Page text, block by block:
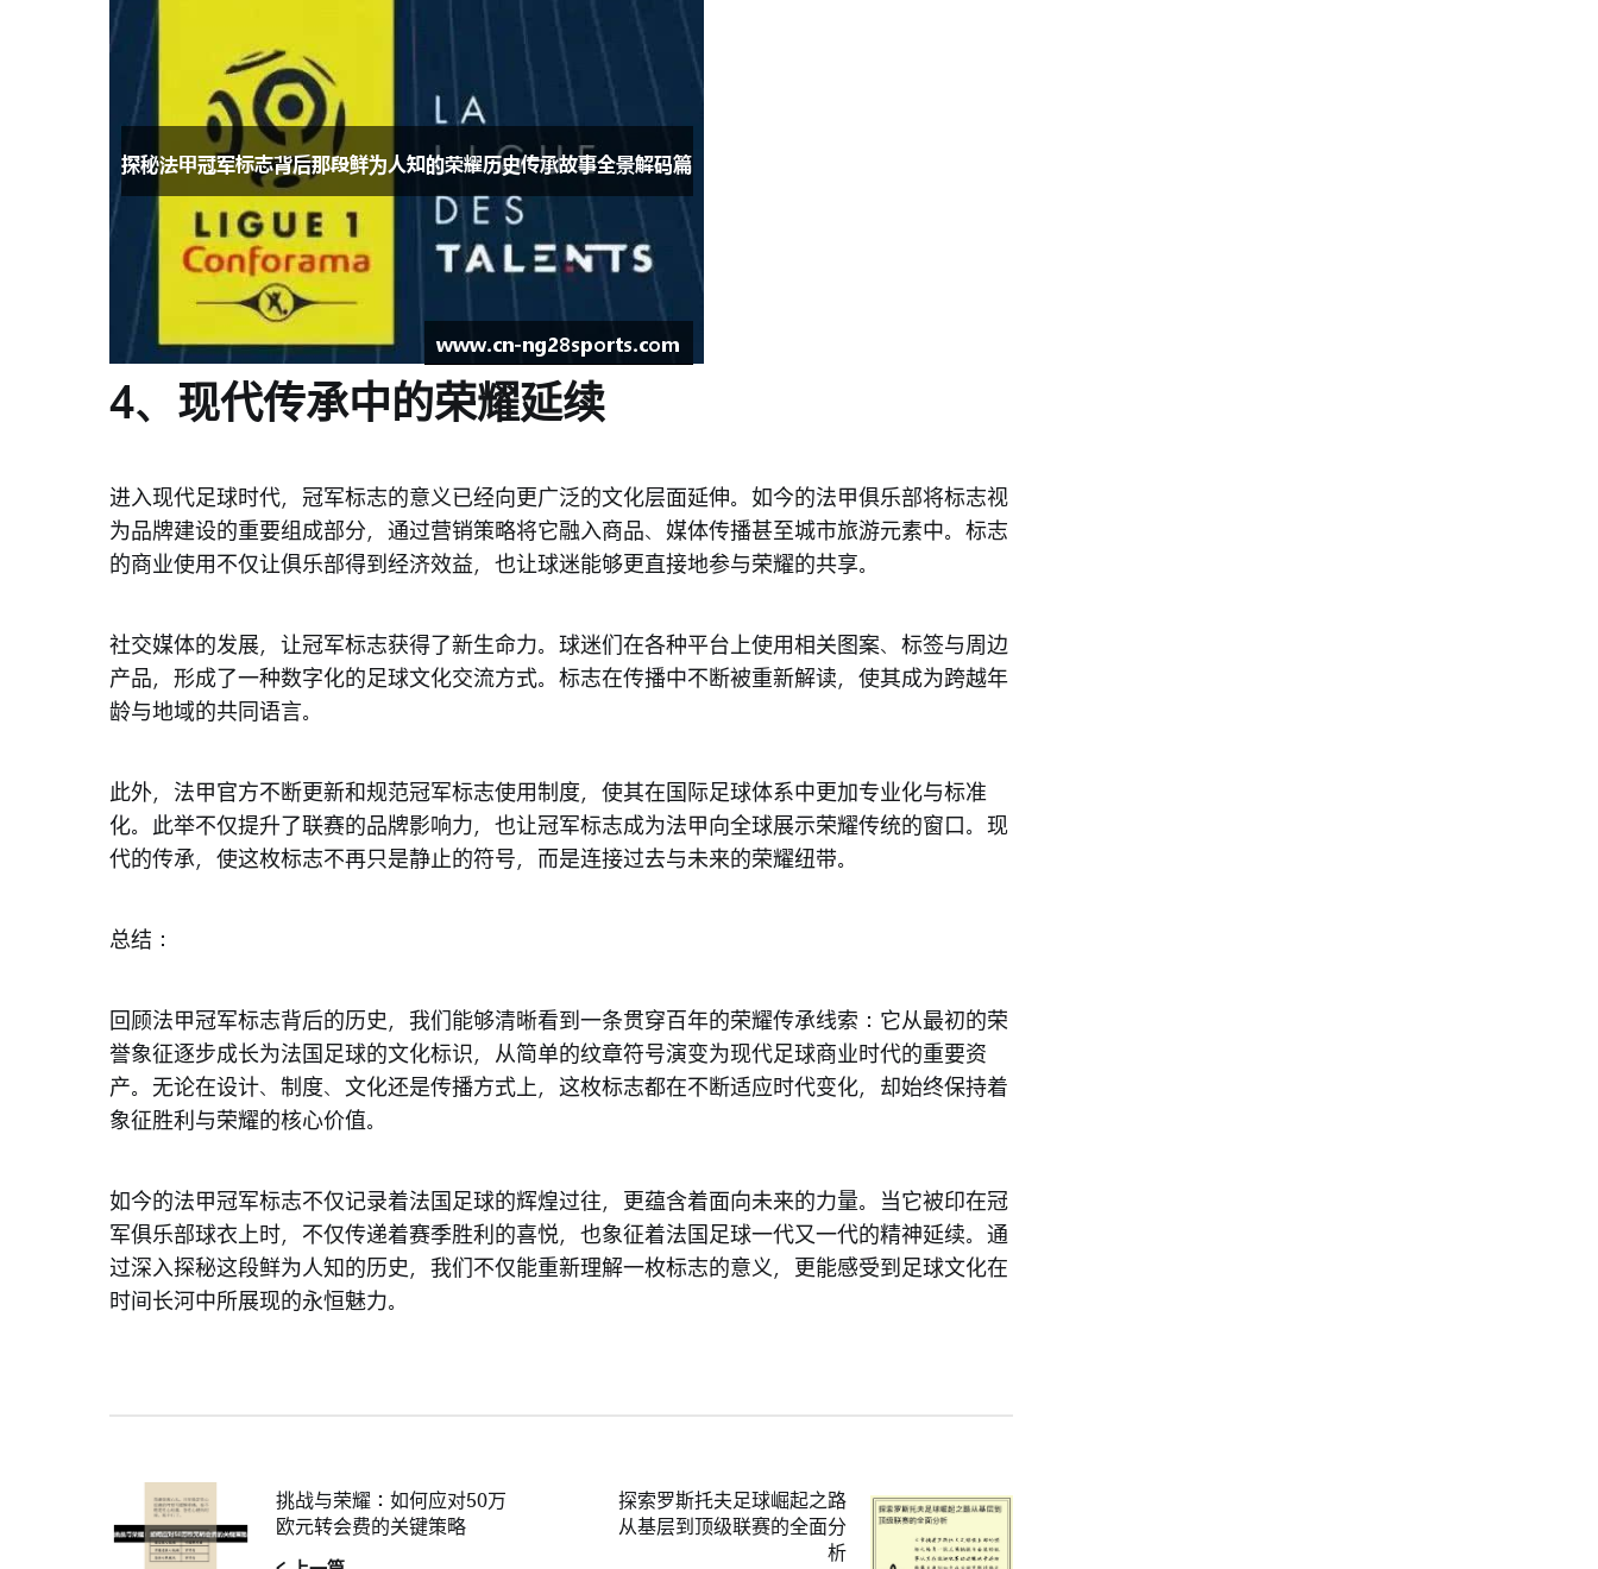
4、现代传承中的荣耀延续
进入现代足球时代，冠军标志的意义已经向更广泛的文化层面延伸。如今的法甲俱乐部将标志视
为品牌建设的重要组成部分，通过营销策略将它融入商品、媒体传播甚至城市旅游元素中。标志
的商业使用不仅让俱乐部得到经济效益，也让球迷能够更直接地参与荣耀的共享。
社交媒体的发展，让冠军标志获得了新生命力。球迷们在各种平台上使用相关图案、标签与周边
产品，形成了一种数字化的足球文化交流方式。标志在传播中不断被重新解读，使其成为跨越年
龄与地域的共同语言。
此外，法甲官方不断更新和规范冠军标志使用制度，使其在国际足球体系中更加专业化与标准
化。此举不仅提升了联赛的品牌影响力，也让冠军标志成为法甲向全球展示荣耀传统的窗口。现
代的传承，使这枚标志不再只是静止的符号，而是连接过去与未来的荣耀纽带。
总结：
回顾法甲冠军标志背后的历史，我们能够清晰看到一条贯穿百年的荣耀传承线索：它从最初的荣
誉象征逐步成长为法国足球的文化标识，从简单的纹章符号演变为现代足球商业时代的重要资
产。无论在设计、制度、文化还是传播方式上，这枚标志都在不断适应时代变化，却始终保持着
象征胜利与荣耀的核心价值。
如今的法甲冠军标志不仅记录着法国足球的辉煌过往，更蕴含着面向未来的力量。当它被印在冠
军俱乐部球衣上时，不仅传递着赛季胜利的喜悦，也象征着法国足球一代又一代的精神延续。通
过深入探秘这段鲜为人知的历史，我们不仅能重新理解一枚标志的意义，更能感受到足球文化在
时间长河中所展现的永恒魅力。
挑战与荣耀：如何应对50万
欧元转会费的关键策略
探索罗斯托夫足球崛起之路
从基层到顶级联赛的全面分
析